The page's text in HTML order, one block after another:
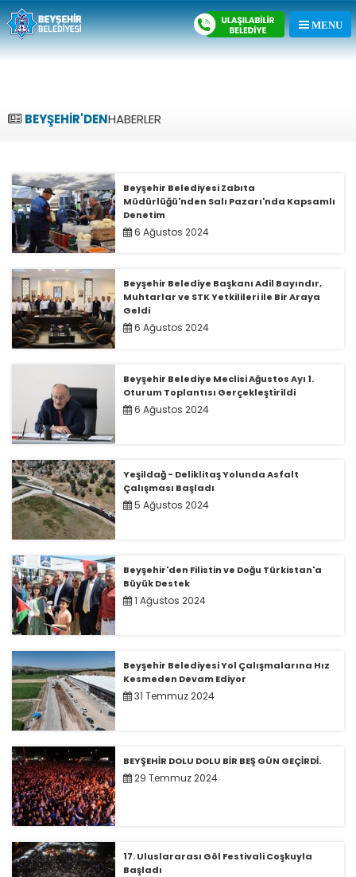
BEYŞEHİR'DENHABERLER
Beyşehir Belediyesi Zabıta
Müdürlüğü'nden Salı Pazarı'nda Kapsamlı
Denetim
6 Ağustos 2024
Beyşehir Belediye Başkanı Adil Bayındır,
Muhtarlar ve STK Yetkilileri ile Bir Araya
Geldi
6 Ağustos 2024
Beyşehir Belediye Meclisi Ağustos Ayı 1.
Oturum Toplantısı Gerçekleştirildi
6 Ağustos 2024
Yeşildağ - Deliklitaş Yolunda Asfalt
Çalışması Başladı
5 Ağustos 2024
Beyşehir'den Filistin ve Doğu Türkistan'a
Büyük Destek
1 Ağustos 2024
Beyşehir Belediyesi Yol Çalışmalarına Hız
Kesmeden Devam Ediyor
31 Temmuz 2024
BEYŞEHİR DOLU DOLU BİR BEŞ GÜN GEÇİRDİ.
29 Temmuz 2024
17. Uluslararası Göl Festivali Coşkuyla
Başladı